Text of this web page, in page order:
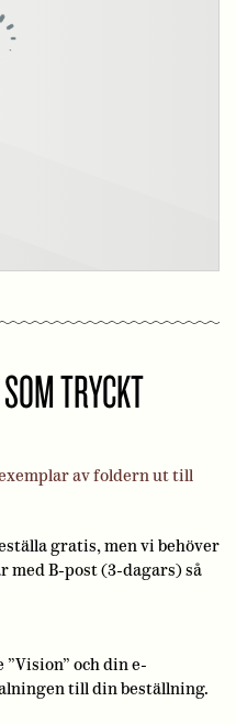
TRYCKT
av foldern ut till
gratis, men vi behöver
med B-post (3-dagars) så
”Vision” och din e-
till din beställning.